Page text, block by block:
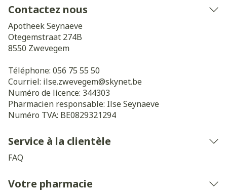
Contactez nous
Apotheek Seynaeve
Otegemstraat 274B
8550 Zwevegem
Téléphone: 056 75 55 50
Courriel: ilse.zwevegem@skynet.be
Numéro de licence: 344303
Pharmacien responsable: Ilse Seynaeve
Numéro TVA: BE0829321294
Service à la clientèle
FAQ
Votre pharmacie